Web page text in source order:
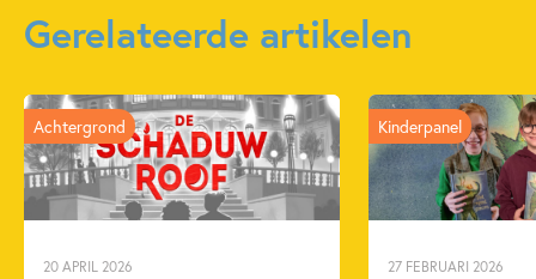
Gerelateerde artikelen
20 APRIL 2026
Achtergrond
27 FEBRUARI 2026
Kinderpanel